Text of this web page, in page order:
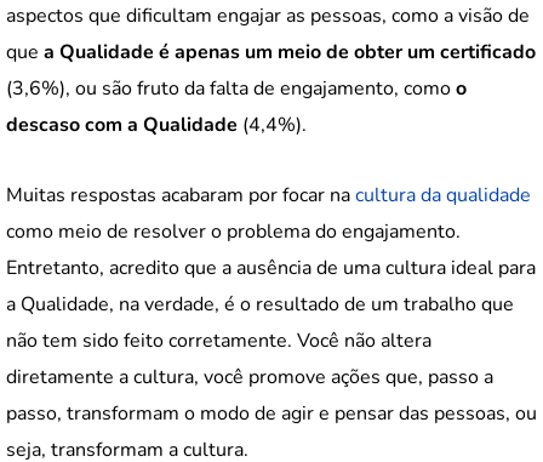
aspectos que dificultam engajar as pessoas, como a visão de
que a Qualidade é apenas um meio de obter um certificado
(3,6%), ou são fruto da falta de engajamento, comoo
descaso com a Qualidade (4,4%).
Muitas respostas acabaram por focar nacultura da qualidade
como meio de resolver o problema do engajamento.
Entretanto, acredito que a ausência de uma cultura ideal para
a Qualidade, na verdade, é o resultado de um trabalho que
não tem sido feito corretamente. Você não altera
diretamente a cultura, você promove ações que, passo a
passo, transformam o modo de agir e pensar das pessoas, ou
seja, transformam a cultura.